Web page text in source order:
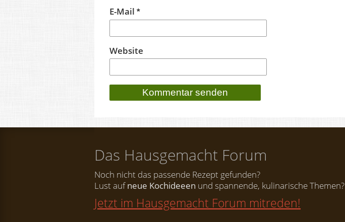
E-Mail *
Website
Das Hausgemacht Forum
Noch nicht das passende Rezept gefunden?
Lust aufneue Kochideeen und spannende, kulinarische Themen?
Jetzt im Hausgemacht Forum mitreden!